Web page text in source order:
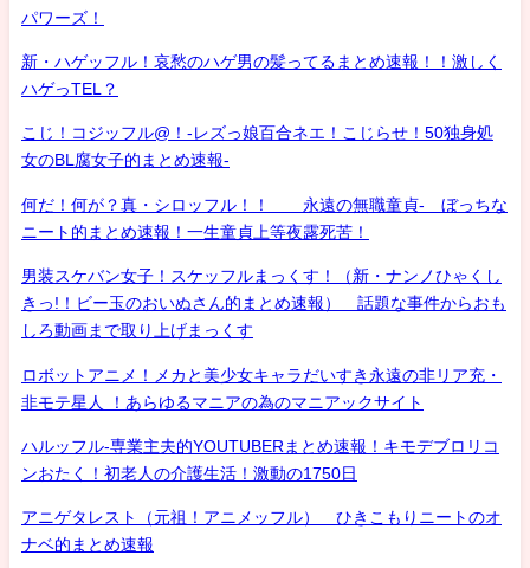
パワーズ！
新・ハゲッフル！哀愁のハゲ男の髪ってるまとめ速報！！激しく
ハゲっTEL？
こじ！コジッフル@！-レズっ娘百合ネエ！こじらせ！50独身処
女のBL腐女子的まとめ速報-
何だ！何が？真・シロッフル！！ 永遠の無職童貞- ぼっちな
ニート的まとめ速報！一生童貞上等夜露死苦！
男装スケバン女子！スケッフルまっくす！（新・ナンノひゃくし
きっ!！ビー玉のおいぬさん的まとめ速報） 話題な事件からおも
しろ動画まで取り上げまっくす
ロボットアニメ！メカと美少女キャラだいすき永遠の非リア充・
非モテ星人 ！あらゆるマニアの為のマニアックサイト
ハルッフル-専業主夫的YOUTUBERまとめ速報！キモデブロリコ
ンおたく！初老人の介護生活！激動の1750日
アニゲタレスト（元祖！アニメッフル） ひきこもりニートのオ
ナベ的まとめ速報